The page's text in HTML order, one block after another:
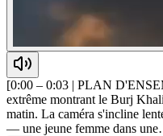
[0:00 – 0:03 | PLAN
extrême montrant le Burj
matin. La caméra s'incline
— une jeune femme dans